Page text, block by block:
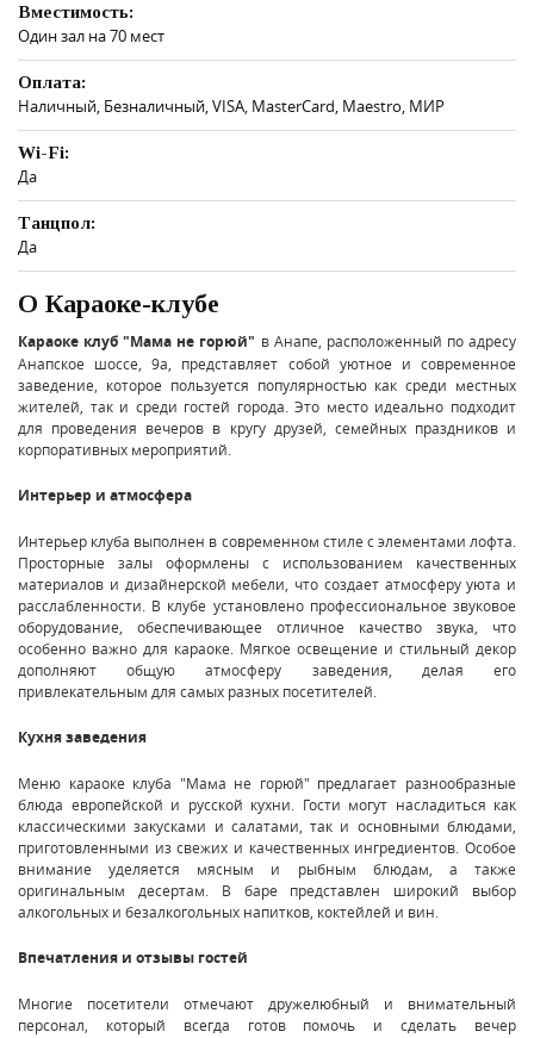
Вместимость:
Один зал на 70 мест
Оплата:
Наличный, Безналичный, VISA, MasterCard, Maestro, МИР
Wi-Fi:
Да
Танцпол:
Да
О Караоке-клубе
Караоке клуб "Мама не горюй" в Анапе, расположенный по адресу
Анапское шоссе, 9а, представляет собой уютное и современное
заведение, которое пользуется популярностью как среди местных
жителей, так и среди гостей города. Это место идеально подходит
для проведения вечеров в кругу друзей, семейных праздников и
корпоративных мероприятий.
Интерьер и атмосфера
Интерьер клуба выполнен в современном стиле с элементами лофта.
Просторные залы оформлены с использованием качественных
материалов и дизайнерской мебели, что создает атмосферу уюта и
расслабленности. В клубе установлено профессиональное звуковое
оборудование, обеспечивающее отличное качество звука, что
особенно важно для караоке. Мягкое освещение и стильный декор
дополняют общую атмосферу заведения, делая его
привлекательным для самых разных посетителей.
Кухня заведения
Меню караоке клуба "Мама не горюй" предлагает разнообразные
блюда европейской и русской кухни. Гости могут насладиться как
классическими закусками и салатами, так и основными блюдами,
приготовленными из свежих и качественных ингредиентов. Особое
внимание уделяется мясным и рыбным блюдам, а также
оригинальным десертам. В баре представлен широкий выбор
алкогольных и безалкогольных напитков, коктейлей и вин.
Впечатления и отзывы гостей
Многие посетители отмечают дружелюбный и внимательный
персонал, который всегда готов помочь и сделать вечер